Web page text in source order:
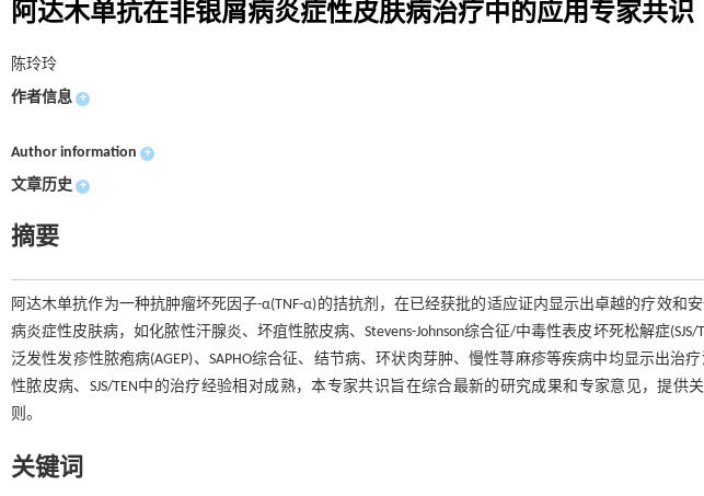
阿达木单抗在非银屑病炎症性皮肤病治疗中的应用专家共识
陈玲玲
作者信息 +
Author information +
文章历史 +
摘要
阿达木单抗作为一种抗肿瘤坏死因子-α(TNF-α)的拮抗剂，在已经获批的适应证内显示出卓越的疗效和
病炎症性皮肤病，如化脓性汗腺炎、坏疽性脓皮病、Stevens-Johnson综合征/中毒性表皮坏死松解症
泛发性发疹性脓疱病(AGEP)、SAPHO综合征、结节病、环状肉芽肿、慢性荨麻疹等疾病中均显示出治
性脓皮病、SJS/TEN中的治疗经验相对成熟，本专家共识旨在综合最新的研究成果和专家意见，提供
则。
关键词